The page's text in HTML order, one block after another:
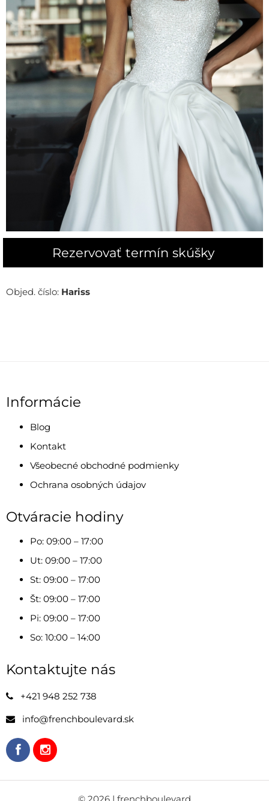
Rezervovať termín skúšky
Objed. číslo: Hariss
Informácie
Blog
Kontakt
Všeobecné obchodné podmienky
Ochrana osobných údajov
Otváracie hodiny
Po: 09:00 – 17:00
Ut: 09:00 – 17:00
St: 09:00 – 17:00
Št: 09:00 – 17:00
Pi: 09:00 – 17:00
So: 10:00 – 14:00
Kontaktujte nás
+421 948 252 738
info@frenchboulevard.sk